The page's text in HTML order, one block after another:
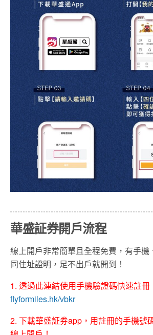
華盛証券開戶流程
線上開戶非常簡單且全程免費，有手機
同住址證明，足不出戶就開到！
1. 透過此連結使用手機驗證碼快速註冊
flyformiles.hk/vbkr
2. 下載華盛証券app ，用註冊的手機號